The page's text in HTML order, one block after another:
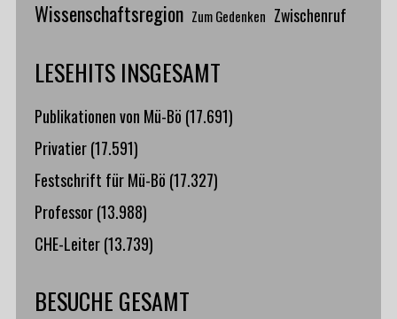
Wissenschaftsregion Zum Gedenken Zwischenruf
LESEHITS INSGESAMT
Publikationen von Mü-Bö (17.691)
Privatier (17.591)
Festschrift für Mü-Bö (17.327)
Professor (13.988)
CHE-Leiter (13.739)
BESUCHE GESAMT